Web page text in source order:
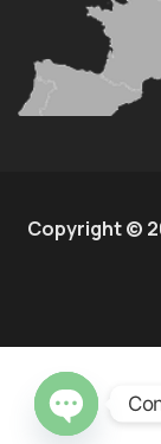
Copyright ©